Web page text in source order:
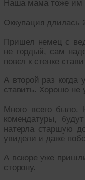
Наша мама тоже им
Оккупация длилась
Пришел немец с
не гордый, сам
повел к стенке
А второй раз когда
ставить. Хорошо не
Много всего было.
комендатуры,
натерла старшую
увидели и даже
А вскоре уже
сторону.